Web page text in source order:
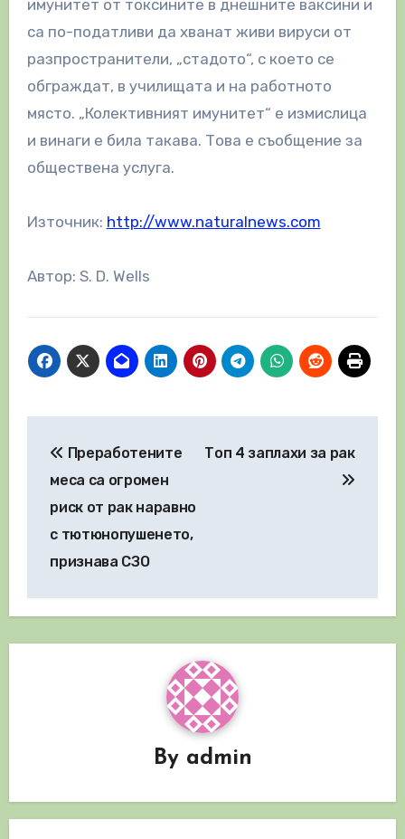
имунитет от токсините в днешните ваксини и
са по-податливи да хванат живи вируси от
разпространители, „стадото“, с което се
обграждат, в училищата и на работното
място. „Колективният имунитет“ е измислица
и винаги е била такава. Това е съобщение за
обществена услуга.
Източник: http://www.naturalnews.com
Автор: S. D. Wells
Преработените
меса са огромен
риск от рак наравно
с тютюнопушенето,
признава СЗО
Топ 4 заплахи за рак
By admin